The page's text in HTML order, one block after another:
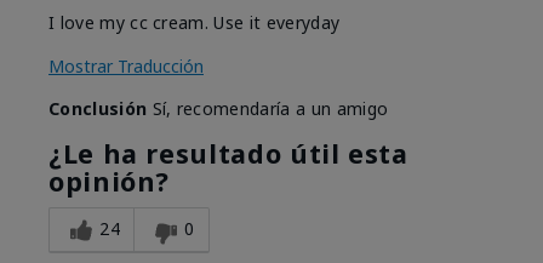
I love my cc cream. Use it everyday
Mostrar Traducción
Conclusión Sí, recomendaría a un amigo
¿Le ha resultado útil esta
opinión?
24 0